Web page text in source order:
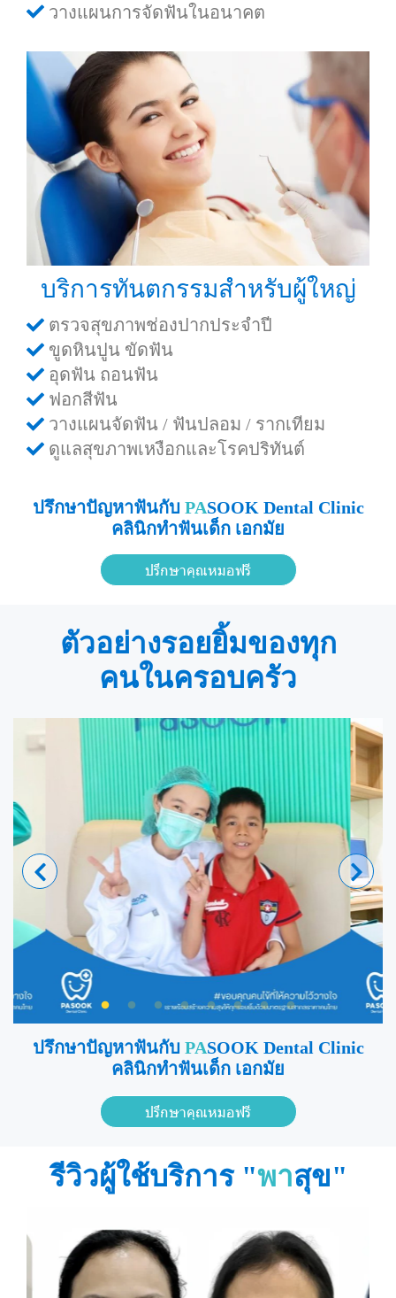
วางแผนการจัดฟันในอนาคต
บริการทันตกรรมสำหรับผู้ใหญ่
ตรวจสุขภาพช่องปากประจำปี
ขูดหินปูน ขัดฟัน
อุดฟัน ถอนฟัน
ฟอกสีฟัน
วางแผนจัดฟัน / ฟันปลอม / รากเทียม
ดูแลสุขภาพเหงือกและโรคปริทันต์
ปรึกษาปัญหาฟันกับ PASOOK Dental Clinic
คลินิกทำฟันเด็ก เอกมัย
ปรึกษาคุณหมอฟรี
ตัวอย่างรอยยิ้มของทุก
คนในครอบครัว
ปรึกษาปัญหาฟันกับ PASOOK Dental Clinic
คลินิกทำฟันเด็ก เอกมัย
ปรึกษาคุณหมอฟรี
รีวิวผู้ใช้บริการ "พาสุข"